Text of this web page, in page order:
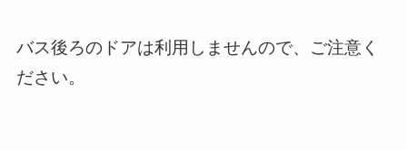
バス後ろのドアは利用しませんので、ご注意く
ださい。